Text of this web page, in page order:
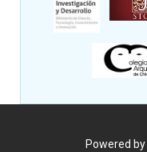
Powered by